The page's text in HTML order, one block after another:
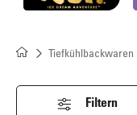
Tiefkühlbackwaren
Filtern